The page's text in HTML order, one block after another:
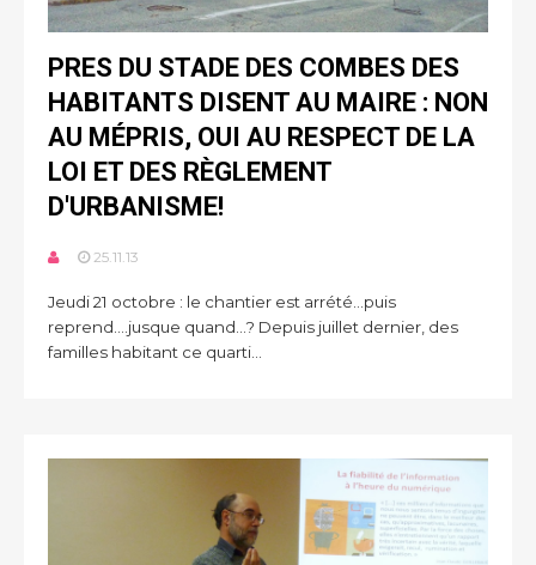
PRES DU STADE DES COMBES DES
HABITANTS DISENT AU MAIRE : NON
AU MÉPRIS, OUI AU RESPECT DE LA
LOI ET DES RÈGLEMENT
D'URBANISME!
25.11.13
Jeudi 21 octobre : le chantier est arrété...puis
reprend....jusque quand...? Depuis juillet dernier, des
familles habitant ce quarti...